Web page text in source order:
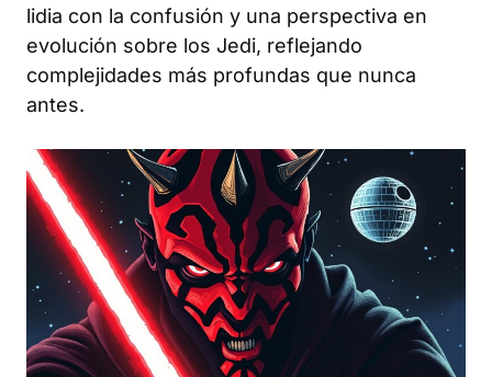
lidia con la confusión y una perspectiva en
evolución sobre los Jedi, reflejando
complejidades más profundas que nunca
antes.